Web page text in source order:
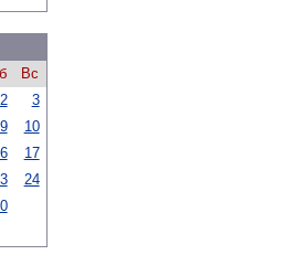
Вс
2
3
9
10
17
24